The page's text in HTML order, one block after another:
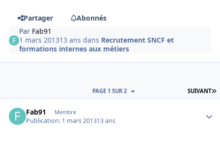
Partager
Abonnés
Par Fab91
1 mars 201313 ans dans Recrutement SNCF et
formations internes aux métiers
SUIVANT
PAGE 1 SUR 2
Fab91 Membre
Publication: 1 mars 201313 ans